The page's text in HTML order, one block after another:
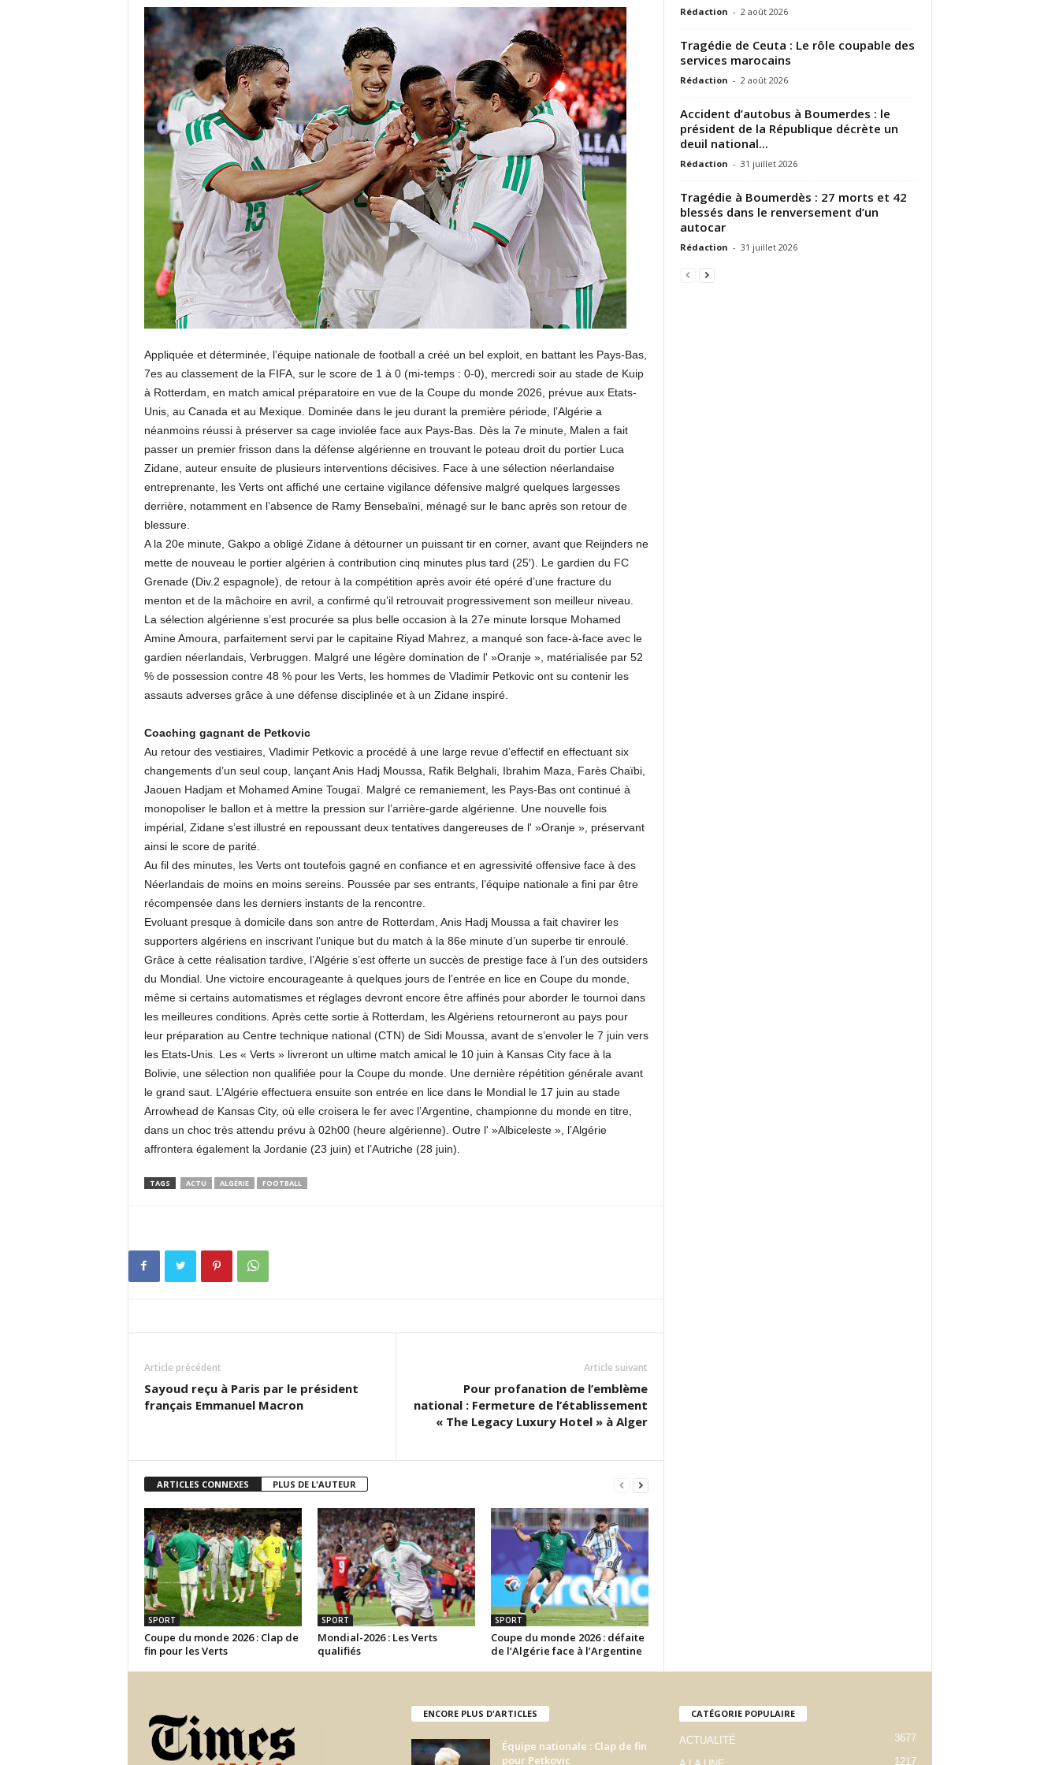
Appliquée et déterminée, l’équipe nationale de football a créé un bel exploit, en battant les Pays-Bas,
7es au classement de la FIFA, sur le score de 1 à 0 (mi-temps : 0-0), mercredi soir au stade de Kuip
à Rotterdam, en match amical préparatoire en vue de la Coupe du monde 2026, prévue aux Etats-
Unis, au Canada et au Mexique. Dominée dans le jeu durant la première période, l’Algérie a
néanmoins réussi à préserver sa cage inviolée face aux Pays-Bas. Dès la 7e minute, Malen a fait
passer un premier frisson dans la défense algérienne en trouvant le poteau droit du portier Luca
Zidane, auteur ensuite de plusieurs interventions décisives. Face à une sélection néerlandaise
entreprenante, les Verts ont affiché une certaine vigilance défensive malgré quelques largesses
derrière, notamment en l’absence de Ramy Bensebaïni, ménagé sur le banc après son retour de
blessure.
A la 20e minute, Gakpo a obligé Zidane à détourner un puissant tir en corner, avant que Reijnders ne
mette de nouveau le portier algérien à contribution cinq minutes plus tard (25′). Le gardien du FC
Grenade (Div.2 espagnole), de retour à la compétition après avoir été opéré d’une fracture du
menton et de la mâchoire en avril, a confirmé qu’il retrouvait progressivement son meilleur niveau.
La sélection algérienne s’est procurée sa plus belle occasion à la 27e minute lorsque Mohamed
Amine Amoura, parfaitement servi par le capitaine Riyad Mahrez, a manqué son face-à-face avec le
gardien néerlandais, Verbruggen. Malgré une légère domination de l' »Oranje », matérialisée par 52
% de possession contre 48 % pour les Verts, les hommes de Vladimir Petkovic ont su contenir les
assauts adverses grâce à une défense disciplinée et à un Zidane inspiré.
Coaching gagnant de Petkovic
Au retour des vestiaires, Vladimir Petkovic a procédé à une large revue d’effectif en effectuant six
changements d’un seul coup, lançant Anis Hadj Moussa, Rafik Belghali, Ibrahim Maza, Farès Chaïbi,
Jaouen Hadjam et Mohamed Amine Tougaï. Malgré ce remaniement, les Pays-Bas ont continué à
monopoliser le ballon et à mettre la pression sur l’arrière-garde algérienne. Une nouvelle fois
impérial, Zidane s’est illustré en repoussant deux tentatives dangereuses de l' »Oranje », préservant
ainsi le score de parité.
Au fil des minutes, les Verts ont toutefois gagné en confiance et en agressivité offensive face à des
Néerlandais de moins en moins sereins. Poussée par ses entrants, l’équipe nationale a fini par être
récompensée dans les derniers instants de la rencontre.
Evoluant presque à domicile dans son antre de Rotterdam, Anis Hadj Moussa a fait chavirer les
supporters algériens en inscrivant l’unique but du match à la 86e minute d’un superbe tir enroulé.
Grâce à cette réalisation tardive, l’Algérie s’est offerte un succès de prestige face à l’un des outsiders
du Mondial. Une victoire encourageante à quelques jours de l’entrée en lice en Coupe du monde,
même si certains automatismes et réglages devront encore être affinés pour aborder le tournoi dans
les meilleures conditions. Après cette sortie à Rotterdam, les Algériens retourneront au pays pour
leur préparation au Centre technique national (CTN) de Sidi Moussa, avant de s’envoler le 7 juin vers
les Etats-Unis. Les « Verts » livreront un ultime match amical le 10 juin à Kansas City face à la
Bolivie, une sélection non qualifiée pour la Coupe du monde. Une dernière répétition générale avant
le grand saut. L’Algérie effectuera ensuite son entrée en lice dans le Mondial le 17 juin au stade
Arrowhead de Kansas City, où elle croisera le fer avec l’Argentine, championne du monde en titre,
dans un choc très attendu prévu à 02h00 (heure algérienne). Outre l' »Albiceleste », l’Algérie
affrontera également la Jordanie (23 juin) et l’Autriche (28 juin).
TAGS ACTU ALGÉRIE FOOTBALL
Article précédent
Sayoud reçu à Paris par le président
français Emmanuel Macron
Article suivant
Pour profanation de l’emblème
national : Fermeture de l’établissement
« The Legacy Luxury Hotel » à Alger
ARTICLES CONNEXES PLUS DE L'AUTEUR
SPORT
Coupe du monde 2026 : Clap de
fin pour les Verts
SPORT
Mondial-2026 : Les Verts
qualifiés
SPORT
Coupe du monde 2026 : défaite
de l’Algérie face à l’Argentine
Rédaction - 2 août 2026
Tragédie de Ceuta : Le rôle coupable des
services marocains
Rédaction - 2 août 2026
Accident d’autobus à Boumerdes : le
président de la République décrète un
deuil national...
Rédaction - 31 juillet 2026
Tragédie à Boumerdès : 27 morts et 42
blessés dans le renversement d’un
autocar
Rédaction - 31 juillet 2026
ENCORE PLUS D'ARTICLES
Équipe nationale : Clap de fin
pour Petkovic
CATÉGORIE POPULAIRE
ACTUALITÉ 3677
1217